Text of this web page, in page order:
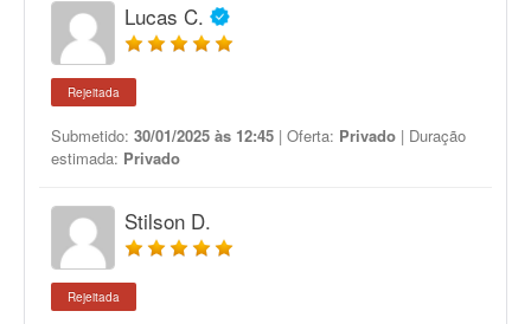
Lucas C.
Rejeitada
Submetido: 30/01/2025 às 12:45 | Oferta: Privado | Duração
estimada: Privado
Stilson D.
Rejeitada